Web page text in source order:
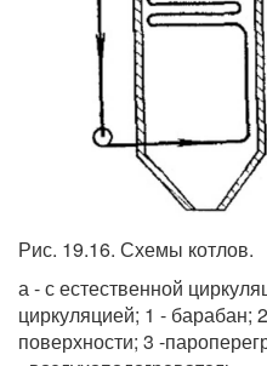
Рис. 19.16. Схемы котлов.
а - с естественной
циркуляцией; 1 - барабан;
поверхности; 3 -